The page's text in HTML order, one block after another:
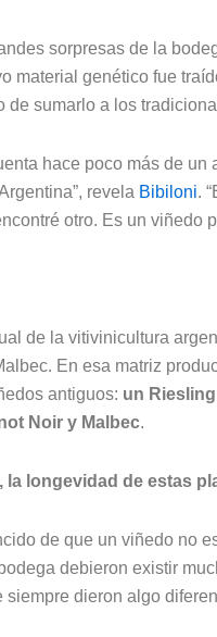
sorpresas de la
material genético fue
de sumarlo a los
hace poco más de
revela Bibiloni.
otro. Es un viñedo
de la vitivinicultura
En esa matriz
antiguos: un
Noir y Malbec.
la longevidad de estas
de que un viñedo no
debieron existir
siempre dieron algo